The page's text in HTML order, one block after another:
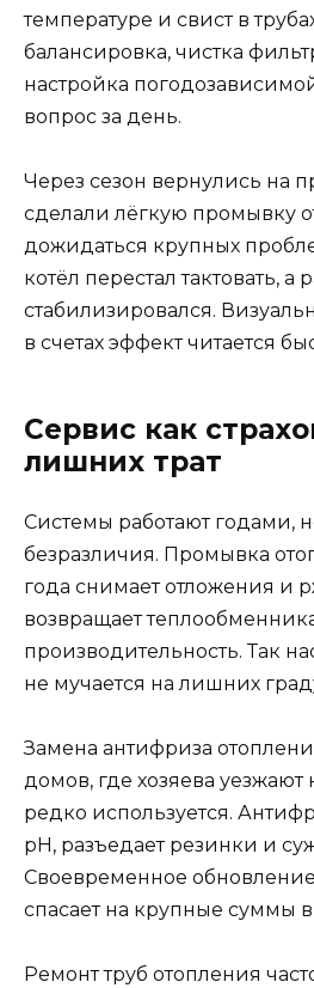
температуре и свист в
балансировка, чистка
настройка
вопрос за день.
Через сезон вернулись на
сделали лёгкую промывку
дожидаться крупных
котёл перестал тактовать, а
стабилизировался.
в счетах эффект читается
Сервис как
лишних трат
Системы работают годами,
безразличия. Промывка
года снимает отложения и
возвращает
производительность. Так
не мучается на лишних
Замена антифриза
домов, где хозяева
редко используется.
pH, разъедает резинки и
Своевременное
спасает на крупные суммы
Ремонт труб отопления